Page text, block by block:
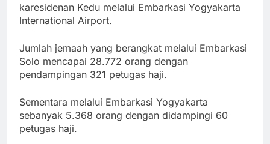
karesidenan Kedu melalui Embarkasi Yogyakarta
International Airport.
Jumlah jemaah yang berangkat melalui Embarkasi
Solo mencapai 28.772 orang dengan
pendampingan 321 petugas haji.
Sementara melalui Embarkasi Yogyakarta
sebanyak 5.368 orang dengan didampingi 60
petugas haji.